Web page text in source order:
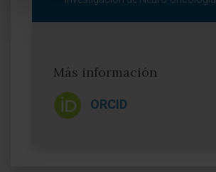
Más información
ORCID